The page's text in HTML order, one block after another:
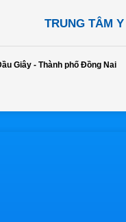
TRUNG TÂM
Giây - Thành phố Đồng Nai